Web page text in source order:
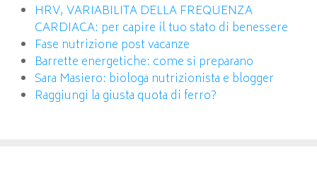
HRV, VARIABILITA DELLA FREQUENZA
CARDIACA: per capire il tuo stato di benessere
Fase nutrizione post vacanze
Barrette energetiche: come si preparano
Sara Masiero: biologa nutrizionista e blogger
Raggiungi la giusta quota di ferro?